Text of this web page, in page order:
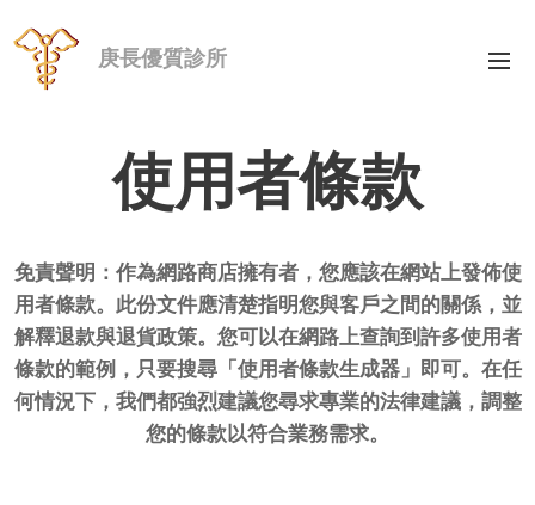
庚長優質診所
使用者條款
免責聲明：作為網路商店擁有者，您應該在網站上發佈使
用者條款。此份文件應清楚指明您與客戶之間的關係，並
解釋退款與退貨政策。您可以在網路上查詢到許多使用者
條款的範例，只要搜尋「使用者條款生成器」即可。在任
何情況下，我們都強烈建議您尋求專業的法律建議，調整
您的條款以符合業務需求。